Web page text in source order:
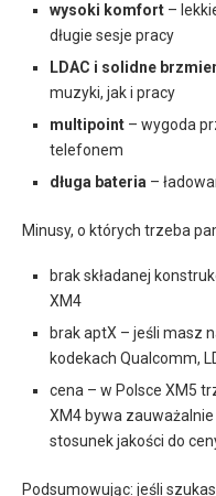
wysoki komfort –
długie sesje pracy
LDAC i solidne
muzyki, jak i pracy
multipoint – wygoda
telefonem
długa bateria –
Minusy, o których trzeba
brak składanej
XM4
brak aptX – jeśli masz
kodekach Qualcomm,
cena – w Polsce XM5
XM4 bywa
stosunek jakości do
Podsumowując: jeśli